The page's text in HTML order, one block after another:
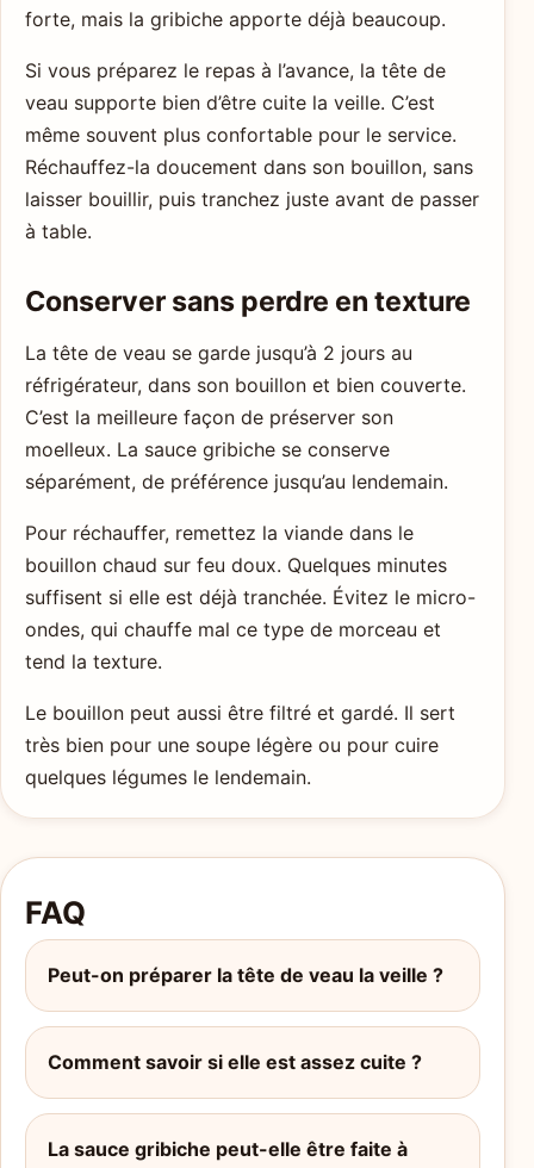
forte, mais la gribiche apporte déjà beaucoup.
Si vous préparez le repas à l’avance, la tête de
veau supporte bien d’être cuite la veille. C’est
même souvent plus confortable pour le service.
Réchauffez-la doucement dans son bouillon, sans
laisser bouillir, puis tranchez juste avant de passer
à table.
Conserver sans perdre en texture
La tête de veau se garde jusqu’à 2 jours au
réfrigérateur, dans son bouillon et bien couverte.
C’est la meilleure façon de préserver son
moelleux. La sauce gribiche se conserve
séparément, de préférence jusqu’au lendemain.
Pour réchauffer, remettez la viande dans le
bouillon chaud sur feu doux. Quelques minutes
suffisent si elle est déjà tranchée. Évitez le micro-
ondes, qui chauffe mal ce type de morceau et
tend la texture.
Le bouillon peut aussi être filtré et gardé. Il sert
très bien pour une soupe légère ou pour cuire
quelques légumes le lendemain.
FAQ
Peut-on préparer la tête de veau la veille ?
Comment savoir si elle est assez cuite ?
La sauce gribiche peut-elle être faite à